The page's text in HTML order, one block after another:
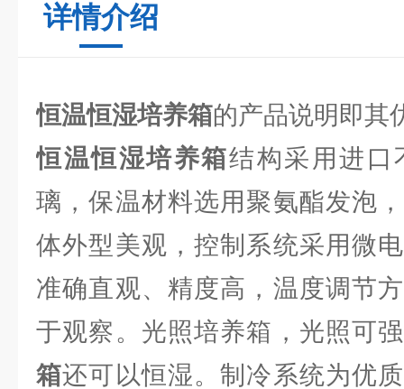
详情介绍
恒温恒湿培养箱的产品说明即其
恒温恒湿培养箱结构采用进口
璃，保温材料选用聚氨酯发泡
体外型美观，控制系统采用微
准确直观、精度高，温度调节
于观察。光照培养箱，光照可
箱还可以恒湿。制冷系统为优